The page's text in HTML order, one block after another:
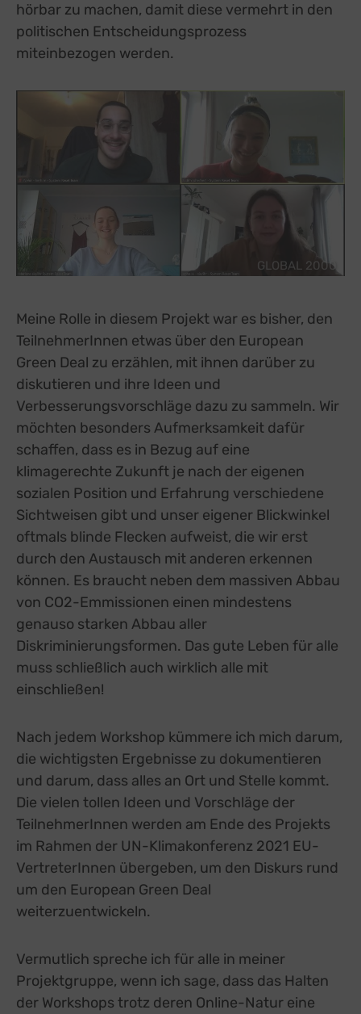
hörbar zu machen, damit diese vermehrt in den
politischen Entscheidungsprozess
miteinbezogen werden.
GLOBAL 2000
Meine Rolle in diesem Projekt war es bisher, den
TeilnehmerInnen etwas über den European
Green Deal zu erzählen, mit ihnen darüber zu
diskutieren und ihre Ideen und
Verbesserungsvorschläge dazu zu sammeln. Wir
möchten besonders Aufmerksamkeit dafür
schaffen, dass es in Bezug auf eine
klimagerechte Zukunft je nach der eigenen
sozialen Position und Erfahrung verschiedene
Sichtweisen gibt und unser eigener Blickwinkel
oftmals blinde Flecken aufweist, die wir erst
durch den Austausch mit anderen erkennen
können. Es braucht neben dem massiven Abbau
von CO2-Emmissionen einen mindestens
genauso starken Abbau aller
Diskriminierungsformen. Das gute Leben für alle
muss schließlich auch wirklich alle mit
einschließen!
Nach jedem Workshop kümmere ich mich darum,
die wichtigsten Ergebnisse zu dokumentieren
und darum, dass alles an Ort und Stelle kommt.
Die vielen tollen Ideen und Vorschläge der
TeilnehmerInnen werden am Ende des Projekts
im Rahmen der UN-Klimakonferenz 2021 EU-
VertreterInnen übergeben, um den Diskurs rund
um den European Green Deal
weiterzuentwickeln.
Vermutlich spreche ich für alle in meiner
Projektgruppe, wenn ich sage, dass das Halten
der Workshops trotz deren Online-Natur eine